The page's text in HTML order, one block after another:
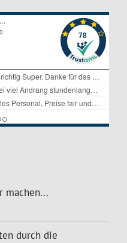
machen...
durch die